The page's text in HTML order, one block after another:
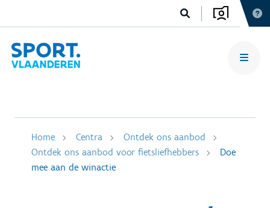
Home Centra
Ontdek ons aanbod
Ontdek ons aanbod voor fietsliefhebbers
Doe
mee aan de winactie